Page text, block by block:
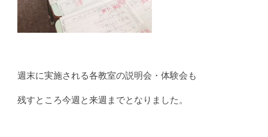
週末に実施される各教室の説明会・体験会も
残すところ今週と来週までとなりました。